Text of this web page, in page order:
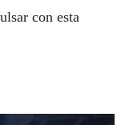
con esta